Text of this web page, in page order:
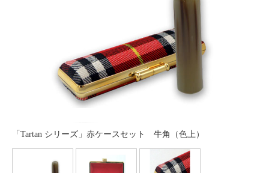
「Tartan シリーズ」赤ケースセット 牛角（色上）